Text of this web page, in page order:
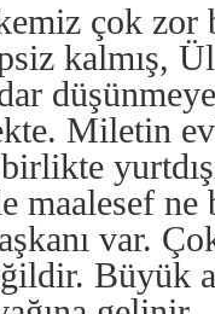
çok zor bir
kalmış,
Miletin
maalesef ne
var.
Büyük